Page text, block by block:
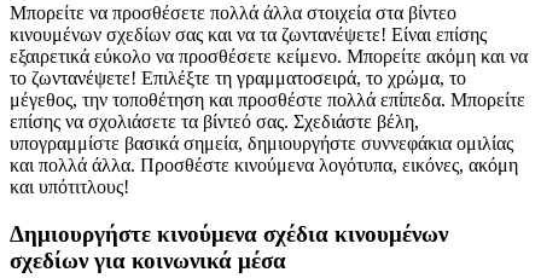
Μπορείτε να προσθέσετε πολλά άλλα στοιχεία στα βίντεο
κινουμένων σχεδίων σας και να τα ζωντανέψετε! Είναι επίσης
εξαιρετικά εύκολο να προσθέσετε κείμενο. Μπορείτε ακόμη και να
το ζωντανέψετε! Επιλέξτε τη γραμματοσειρά, το χρώμα, το
μέγεθος, την τοποθέτηση και προσθέστε πολλά επίπεδα. Μπορείτε
επίσης να σχολιάσετε τα βίντεό σας. Σχεδιάστε βέλη,
υπογραμμίστε βασικά σημεία, δημιουργήστε συννεφάκια ομιλίας
και πολλά άλλα. Προσθέστε κινούμενα λογότυπα, εικόνες, ακόμη
και υπότιτλους!
Δημιουργήστε κινούμενα σχέδια κινουμένων
σχεδίων για κοινωνικά μέσα